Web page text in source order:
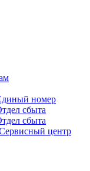
номер
сбыта
сбыта
центр